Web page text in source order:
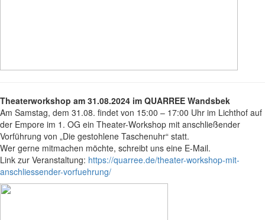
Theaterworkshop am 31.08.2024 im QUARREE Wandsbek
Am Samstag, dem 31.08. findet von 15:00 – 17:00 Uhr im Lichthof auf
der Empore im 1. OG ein Theater-Workshop mit anschließender
Vorführung von „Die gestohlene Taschenuhr“ statt.
Wer gerne mitmachen möchte, schreibt uns eine E-Mail.
Link zur Veranstaltung: https://quarree.de/theater-workshop-mit-
anschliessender-vorfuehrung/